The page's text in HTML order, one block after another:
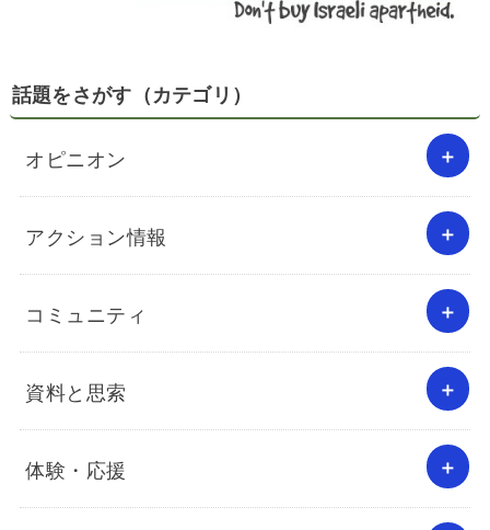
話題をさがす（カテゴリ）
オピニオン
アクション情報
コミュニティ
資料と思索
体験・応援